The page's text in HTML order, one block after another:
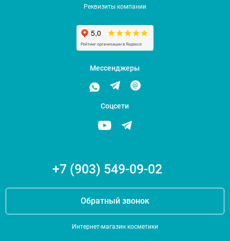
Реквизиты компании
Мессенджеры
Соцсети
+7 (903) 549-09-02
Обратный звонок
Интернет-магазин косметики